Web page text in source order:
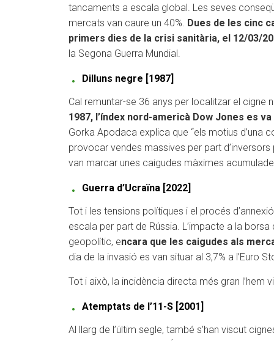
tancaments a escala global. Les seves
mercats van caure un 40%. Dues de les cinc
primers dies de la crisi sanitària, el 12/03/
la Segona Guerra Mundial.
Dilluns negre [1987]
Cal remuntar-se 36 anys per localitzar el cigne
1987, l’índex nord-americà Dow Jones es
Gorka Apodaca explica que “els motius d’una
provocar vendes massives per part
van marcar unes caigudes màximes
Guerra d’Ucraïna [2022]
Tot i les tensions polítiques i el procés
escala per part de Rússia. L’impacte a la
geopolític, encara que les caigudes als
dia de la invasió es van situar al 3,7% a l’Euro
Tot i això, la incidència directa més gran
Atemptats de l’11-S [2001]
Al llarg de l’últim segle, també s’han viscut